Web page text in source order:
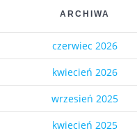
ARCHIWA
czerwiec 2026
kwiecień 2026
wrzesień 2025
kwiecień 2025